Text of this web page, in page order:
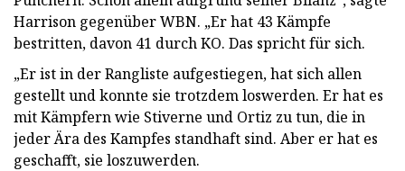
Harrison gegenüber WBN. „Er hat 43 Kämpfe
bestritten, davon 41 durch KO. Das spricht für sich.
„Er ist in der Rangliste aufgestiegen, hat sich allen
gestellt und konnte sie trotzdem loswerden. Er hat es
mit Kämpfern wie Stiverne und Ortiz zu tun, die in
jeder Ära des Kampfes standhaft sind. Aber er hat es
geschafft, sie loszuwerden.